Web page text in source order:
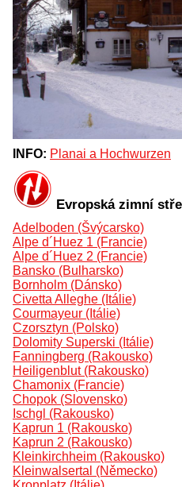
INFO: Planai a Hochwurzen
Evropská zimní
Adelboden (Švýcarsko)
Alpe d´Huez 1 (Francie)
Alpe d´Huez 2 (Francie)
Bansko (Bulharsko)
Bornholm (Dánsko)
Civetta Alleghe (Itálie)
Courmayeur (Itálie)
Czorsztyn (Polsko)
Dolomity Superski (Itálie)
Fanningberg (Rakousko)
Heiligenblut (Rakousko)
Chamonix (Francie)
Chopok (Slovensko)
Ischgl (Rakousko)
Kaprun 1 (Rakousko)
Kaprun 2 (Rakousko)
Kleinkirchheim (Rakousko)
Kleinwalsertal (Německo)